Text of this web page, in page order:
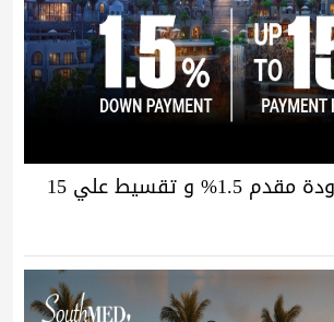
عرض لفترة محدودة مقدم 1.5% و تقسيط علي 15